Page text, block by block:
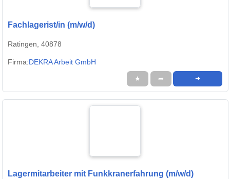
Fachlagerist/in (m/w/d)
Ratingen, 40878
Firma:DEKRA Arbeit GmbH
★ ➦ ➜
Lagermitarbeiter mit Funkkranerfahrung (m/w/d)